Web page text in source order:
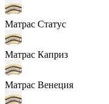
Матрас Статус
Матрас Каприз
Матрас Венеция